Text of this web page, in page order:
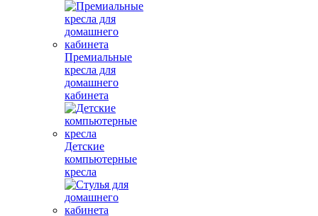
Премиальные
кресла для
домашнего
кабинета
Детские
компьютерные
кресла